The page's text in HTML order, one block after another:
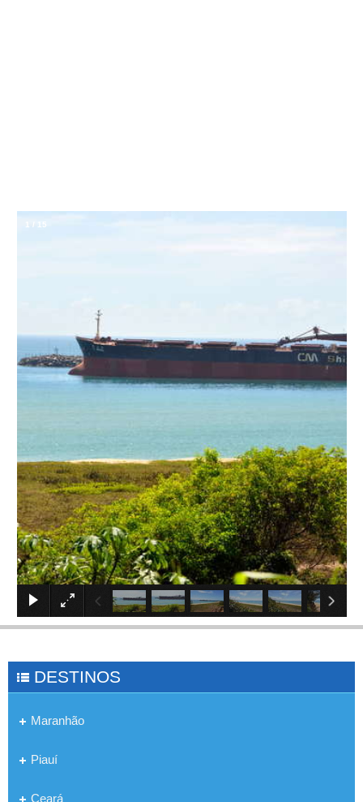
×
15
DESTINOS
Maranhão
Piauí
Ceará